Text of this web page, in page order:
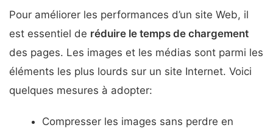
Pour améliorer les performances d’un site Web, il
est essentiel de réduire le temps de chargement
des pages. Les images et les médias sont parmi les
éléments les plus lourds sur un site Internet. Voici
quelques mesures à adopter:
Compresser les images sans perdre en